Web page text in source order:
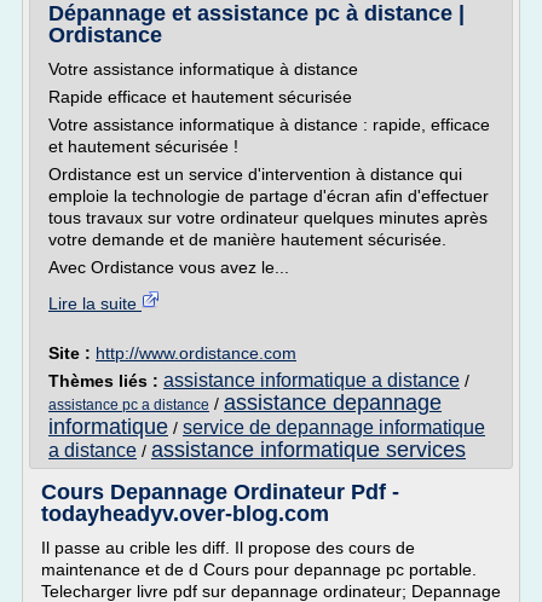
Dépannage et assistance pc à distance |
Ordistance
Votre assistance informatique à distance
Rapide efficace et hautement sécurisée
Votre assistance informatique à distance : rapide, efficace
et hautement sécurisée !
Ordistance est un service d'intervention à distance qui
emploie la technologie de partage d'écran afin d'effectuer
tous travaux sur votre ordinateur quelques minutes après
votre demande et de manière hautement sécurisée.
Avec Ordistance vous avez le...
Lire la suite
Site : http://www.ordistance.com
Thèmes liés : assistance informatique a distance /
assistance pc a distance / assistance depannage
informatique / service de depannage informatique
a distance / assistance informatique services
Cours Depannage Ordinateur Pdf -
todayheadyv.over-blog.com
Il passe au crible les diff. Il propose des cours de
maintenance et de d Cours pour depannage pc portable.
Telecharger livre pdf sur depannage ordinateur; Depannage